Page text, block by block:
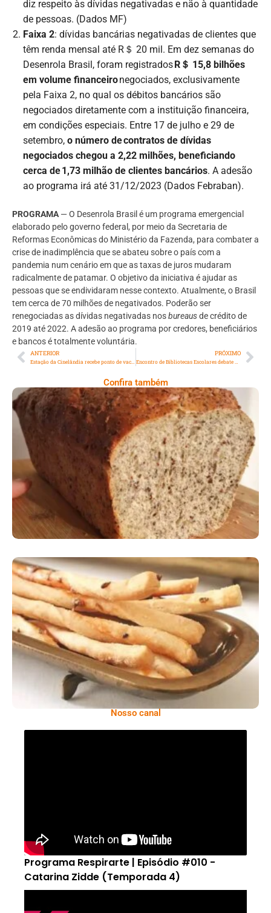
diz respeito às dívidas negativadas e não à quantidade
de pessoas. (Dados MF)
Faixa 2: dívidas bancárias negativadas de clientes que
têm renda mensal até R＄ 20 mil. Em dez semanas do
Desenrola Brasil, foram registradosR＄ 15,8 bilhões
em volume financeironegociados, exclusivamente
pela Faixa 2, no qual os débitos bancários são
negociados diretamente com a instituição financeira,
em condições especiais. Entre 17 de julho e 29 de
setembro, o número de contratos de dívidas
negociados chegou a 2,22 milhões, beneficiando
cerca de 1,73 milhão de clientes bancários. A adesão
ao programa irá até 31/12/2023 (Dados Febraban).
PROGRAMA — O Desenrola Brasil é um programa emergencial
elaborado pelo governo federal, por meio da Secretaria de
Reformas Econômicas do Ministério da Fazenda, para combater a
crise de inadimplência que se abateu sobre o país com a
pandemia num cenário em que as taxas de juros mudaram
radicalmente de patamar. O objetivo da iniciativa é ajudar as
pessoas que se endividaram nesse contexto. Atualmente, o Brasil
tem cerca de 70 milhões de negativados. Poderão ser
renegociadas as dívidas negativadas nosbureausde crédito de
2019 até 2022. A adesão ao programa por credores, beneficiários
e bancos é totalmente voluntária.
ANTERIOR PRÓXIMO
Confira também
Comer Bem: Pão Low Carb
Comer Bem: Palitinhos De Cebola E Salsa
Nosso canal
Programa Respirarte | Episódio #010 -
Catarina Zidde (Temporada 4)